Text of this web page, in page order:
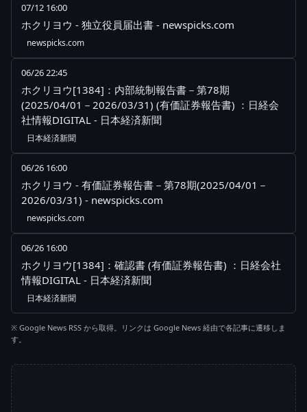
07/12 16:00
ホクリヨウ - 独立役員届出書 - newspicks.com
newspicks.com
06/26 22:45
ホクリヨウ[1384]：内部統制報告書－第78期
(2025/04/01－2026/03/31) (有価証券報告書) ：日経会
社情報DIGITAL - 日本経済新聞
日本経済新聞
06/26 16:00
ホクリヨウ - 有価証券報告書－第78期(2025/04/01－
2026/03/31) - newspicks.com
newspicks.com
06/26 16:00
ホクリヨウ[1384]：確認書 (有価証券報告書) ：日経会社
情報DIGITAL - 日本経済新聞
日本経済新聞
※ Google News RSS から取得。リンクは Google News 経由で各記事に遷移しま
す。